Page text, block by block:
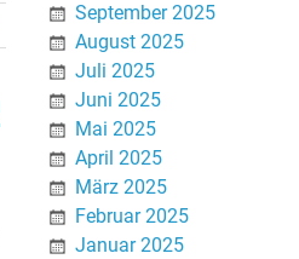
September 2025
August 2025
Juli 2025
Juni 2025
Mai 2025
April 2025
März 2025
Februar 2025
Januar 2025